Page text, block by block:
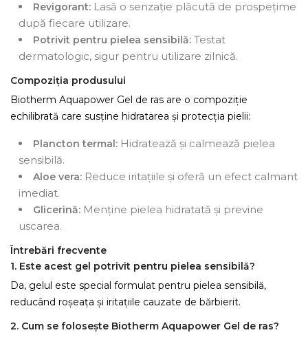
Revigorant: Lasă o senzație plăcută de prospețime
după fiecare utilizare.
Potrivit pentru pielea sensibilă: Testat
dermatologic, sigur pentru utilizare zilnică.
Compoziția produsului
Biotherm Aquapower Gel de ras are o compoziție
echilibrată care susține hidratarea și protecția pielii:
Plancton termal: Hidratează și calmează pielea
sensibilă.
Aloe vera: Reduce iritațiile și oferă un efect calmant
imediat.
Glicerină: Menține pielea hidratată și previne
uscarea.
Întrebări frecvente
1. Este acest gel potrivit pentru pielea sensibilă?
Da, gelul este special formulat pentru pielea sensibilă,
reducând roșeața și iritațiile cauzate de bărbierit.
2. Cum se folosește Biotherm Aquapower Gel de ras?